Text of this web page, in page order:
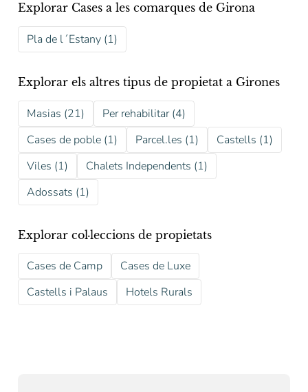
Explorar Cases a les comarques de Girona
Pla de l´Estany (1)
Explorar els altres tipus de propietat a Girones
Masias (21)
Per rehabilitar (4)
Cases de poble (1)
Parcel.les (1)
Castells (1)
Viles (1)
Chalets Independents (1)
Adossats (1)
Explorar col·leccions de propietats
Cases de Camp
Cases de Luxe
Castells i Palaus
Hotels Rurals